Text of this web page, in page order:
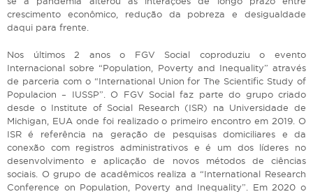
crescimento econômico, redução da pobreza e desigualdade
daqui para frente.
Nos últimos 2 anos o FGV Social coproduziu o evento
Internacional sobre “Population, Poverty and Inequality” através
de parceria com o “International Union for The Scientific Study of
Populacion – IUSSP”. O FGV Social faz parte do grupo criado
desde o Institute of Social Research (ISR) na Universidade de
Michigan, EUA onde foi realizado o primeiro encontro em 2019. O
ISR é referência na geração de pesquisas domiciliares e da
conexão com registros administrativos e é um dos líderes no
desenvolvimento e aplicação de novos métodos de ciências
sociais. O grupo de acadêmicos realiza a “International Research
Conference on Population, Poverty and Inequality”. Em 2020 o